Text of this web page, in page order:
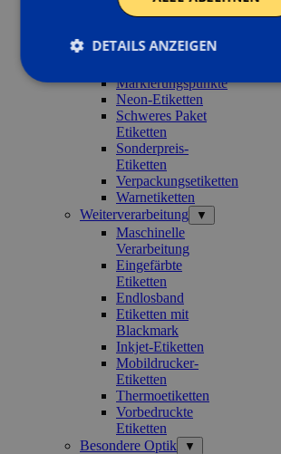
Tiefkühletiketten
Aufällige Etiketten
Markierungspunkte
Neon-Etiketten
Schweres Paket
Etiketten
Sonderpreis-
Etiketten
Verpackungsetiketten
Warnetiketten
Weiterverarbeitung
▼
Maschinelle
Verarbeitung
Eingefärbte
Etiketten
Endlosband
Etiketten mit
Blackmark
Inkjet-Etiketten
Mobildrucker-
Etiketten
Thermoetiketten
Vorbedruckte
Etiketten
Besondere Optik
▼
DETAILS ANZEIGEN